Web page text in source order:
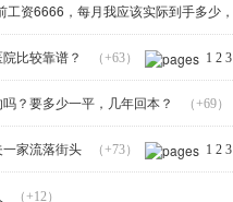
资6666，每月我应该实际到手多少，
比较靠谱？ （+63） 1 2 3
？要多少一平，几年回本？ （+69）
家流落街头 （+73） 1 2 3
（+12）